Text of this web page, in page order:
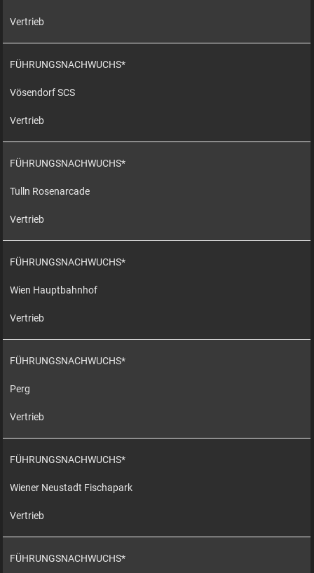
Vertrieb
FÜHRUNGSNACHWUCHS*
Vösendorf SCS
Vertrieb
FÜHRUNGSNACHWUCHS*
Tulln Rosenarcade
Vertrieb
FÜHRUNGSNACHWUCHS*
Wien Hauptbahnhof
Vertrieb
FÜHRUNGSNACHWUCHS*
Perg
Vertrieb
FÜHRUNGSNACHWUCHS*
Wiener Neustadt Fischapark
Vertrieb
FÜHRUNGSNACHWUCHS*